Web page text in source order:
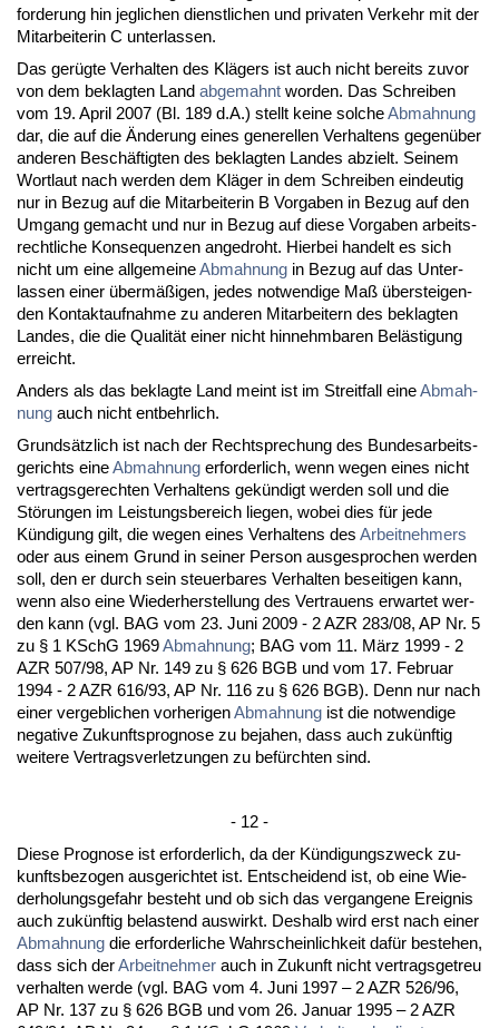
for­de­rung hin jeg­li­chen dienst­li­chen und pri­va­ten Ver­kehr mit der
Mit­ar­bei­te­rin C un­ter­las­sen.
Das gerügte Ver­hal­ten des Klägers ist auch nicht be­reits zu­vor
von dem be­klag­ten Land ab­ge­mahnt wor­den. Das Schrei­ben
vom 19. April 2007 (Bl. 189 d.A.) stellt kei­ne sol­cheAb­mah­nung
dar, die auf die Ände­rung ei­nes ge­ne­rel­len Ver­hal­tens ge­genüber
an­de­ren Beschäftig­ten des be­klag­ten Lan­des ab­zielt. Sei­nem
Wort­laut nach wer­den dem Kläger in dem Schrei­ben ein­deu­tig
nur in Be­zug auf die Mit­ar­bei­te­rin B Vor­ga­ben in Be­zug auf den
Um­gang ge­macht und nur in Be­zug auf die­se Vor­ga­ben ar­beits­
recht­li­che Kon­se­quen­zen an­ge­droht. Hier­bei han­delt es sich
nicht um ei­ne all­ge­mei­neAb­mah­nung in Be­zug auf das Un­ter­
las­sen ei­ner übermäßigen, je­des not­wen­di­ge Maß über­stei­gen­
den Kon­takt­auf­nah­me zu an­de­ren Mit­ar­bei­tern des be­klag­ten
Lan­des, die die Qua­lität ei­ner nicht hin­nehm­ba­ren Belästi­gung
er­reicht.
An­ders als das be­klag­te Land meint ist im Streit­fall ei­neAb­mah­
nung auch nicht ent­behr­lich.
Grundsätz­lich ist nach der Recht­spre­chung des Bun­des­ar­beits­
ge­richts ei­neAb­mah­nung er­for­der­lich, wenn we­gen ei­nes nicht
ver­trags­ge­rech­ten Ver­hal­tens gekündigt wer­den soll und die
Störun­gen im Leis­tungs­be­reich lie­gen, wo­bei dies für je­de
Kündi­gung gilt, die we­gen ei­nes Ver­hal­tens des Ar­beit­neh­mers
oder aus ei­nem Grund in sei­ner Per­son aus­ge­spro­chen wer­den
soll, den er durch sein steu­er­ba­res Ver­hal­ten be­sei­ti­gen kann,
wenn al­so ei­ne Wie­der­her­stel­lung des Ver­trau­ens er­war­tet wer­
den kann (vgl. BAG vom 23. Ju­ni 2009 - 2 AZR 283/08, AP Nr. 5
zu § 1 KSchG 1969Ab­mah­nung; BAG vom 11. März 1999 - 2
AZR 507/98, AP Nr. 149 zu § 626 BGB und vom 17. Fe­bru­ar
1994 - 2 AZR 616/93, AP Nr. 116 zu § 626 BGB). Denn nur nach
ei­ner ver­geb­li­chen vor­he­ri­genAb­mah­nung ist die not­wen­di­ge
ne­ga­ti­ve Zu­kunfts­pro­gno­se zu be­ja­hen, dass auch zukünf­tig
wei­te­re Ver­trags­ver­let­zun­gen zu befürch­ten sind.
- 12 -
Die­se Pro­gno­se ist er­for­der­lich, da der Kündi­gungs­zweck zu­
kunfts­be­zo­gen aus­ge­rich­tet ist. Ent­schei­dend ist, ob ei­ne Wie­
der­ho­lungs­ge­fahr be­steht und ob sich das ver­gan­ge­ne Er­eig­nis
auch zukünf­tig be­las­tend aus­wirkt. Des­halb wird erst nach ei­ner
Ab­mah­nung die er­for­der­li­che Wahr­schein­lich­keit dafür be­ste­hen,
dass sich derAr­beit­neh­mer auch in Zu­kunft nicht ver­trags­ge­treu
ver­hal­ten wer­de (vgl. BAG vom 4. Ju­ni 1997 – 2 AZR 526/96,
AP Nr. 137 zu § 626 BGB und vom 26. Ja­nu­ar 1995 – 2 AZR